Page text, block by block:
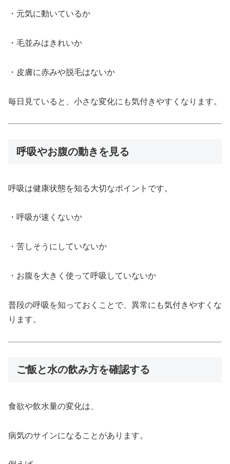
・元気に動いているか
・毛並みはきれいか
・皮膚に赤みや脱毛はないか
毎日見ていると、小さな変化にも気付きやすくなります。
呼吸やお腹の動きを見る
呼吸は健康状態を知る大切なポイントです。
・呼吸が速くないか
・苦しそうにしていないか
・お腹を大きく使って呼吸していないか
普段の呼吸を知っておくことで、異常にも気付きやすくな
ります。
ご飯と水の飲み方を確認する
食欲や飲水量の変化は、
病気のサインになることがあります。